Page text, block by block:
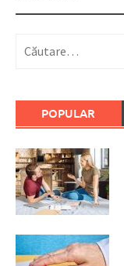
după:
POPULAR